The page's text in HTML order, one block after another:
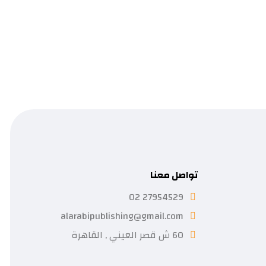
تواصل معنا
27954529 02
alarabipublishing@gmail.com
60 ش قصر العيني , القاهرة